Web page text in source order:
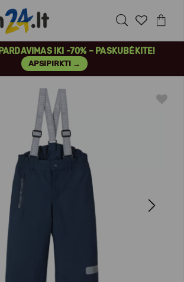
IKI -70% – PASKUBĖKITE!
APSIPIRKTI →
Next